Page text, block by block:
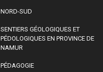
NORD-SUD
SENTIERS GÉOLOGIQUES ET
PÉDOLOGIQUES EN PROVINCE DE
NAMUR
PÉDAGOGIE